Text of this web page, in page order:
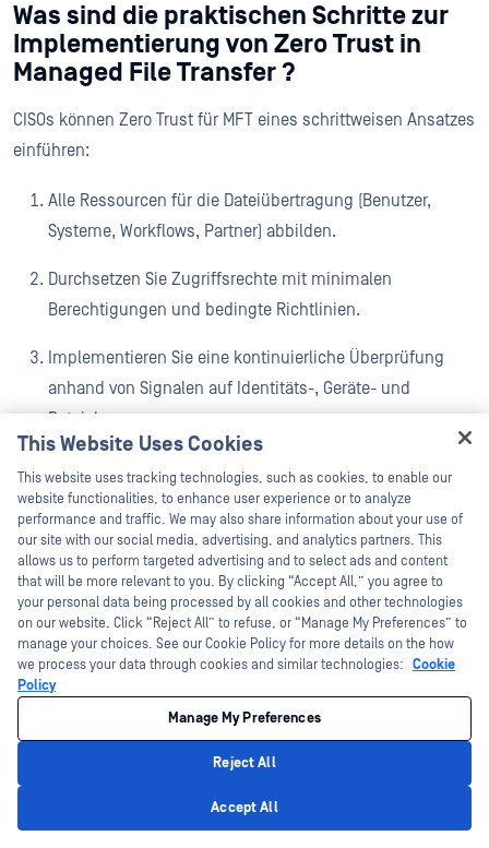
Was sind die praktischen Schritte zur
Implementierung von Zero Trust in
Managed File Transfer ?
CISOs können Zero Trust für MFT eines schrittweisen Ansatzes
einführen:
Alle Ressourcen für die Dateiübertragung (Benutzer,
Systeme, Workflows, Partner) abbilden.
Durchsetzen Sie Zugriffsrechte mit minimalen
Berechtigungen und bedingte Richtlinien.
Implementieren Sie eine kontinuierliche Überprüfung
anhand von Signalen auf Identitäts-, Geräte- und
Dateiebene.
Segmentieren Sie Dateiübertragungsumgebungen, um
laterale Bewegungen zu begrenzen.
Integrieren Sie fortschrittliche Bedrohungsprävention,
einschließlich KI-gestützter Inspektion und CDR.
Automatisieren Sie die Durchsetzung von Richtlinien und
überwachen Sie das Verhalten kontinuierlich.
Erfolg erfordert die Unterstützung der Geschäftsleitung, eine
enge IAM-Integration und eine moderne MFT , die für Zero
Wie verbessert Zero Trust die
This Website Uses Cookies
This website uses tracking technologies, such as cookies, to enable our
website functionalities, to enhance user experience or to analyze
performance and traffic. We may also share information about your use of
our site with our social media, advertising, and analytics partners. This
allows us to perform targeted advertising and to select ads and content
that will be more relevant to you. By clicking “Accept All,” you agree to
your personal data being processed by all cookies and other technologies
on our website. Click “Reject All” to refuse, or “Manage My Preferences” to
manage your choices. See our Cookie Policy for more details on the how
we process your data through cookies and similar technologies: Cookie
Policy
Manage My Preferences
Reject All
Accept All
Hey there!
I'm Ozzy, your OPSWAT virtual assistant.
How can I help you secure what's critical
today?